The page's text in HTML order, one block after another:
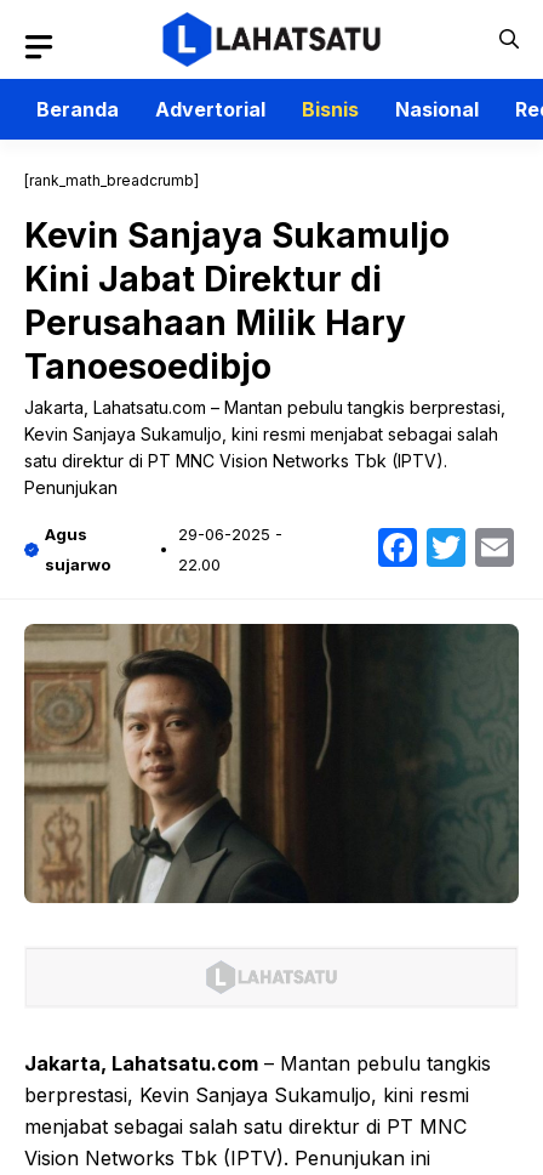
isi
Beranda
Advertorial Bisnis Nasional
[rank_math_breadcrumb]
Kevin Sanjaya Sukamuljo
Kini Jabat Direktur di
Perusahaan Milik Hary
Tanoesoedibjo
Jakarta, Lahatsatu.com – Mantan pebulu tangkis berprestasi,
Kevin Sanjaya Sukamuljo, kini resmi menjabat sebagai salah
satu direktur di PT MNC Vision Networks Tbk (IPTV).
Penunjukan
Agus
sujarwo
29-06-2025 -
22.00
Jakarta, Lahatsatu.com – Mantan pebulu tangkis
berprestasi, Kevin Sanjaya Sukamuljo, kini resmi
menjabat sebagai salah satu direktur di PT MNC
Vision Networks Tbk (IPTV). Penunjukan ini